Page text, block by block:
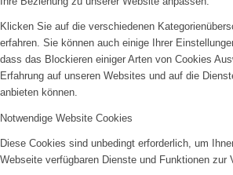
Klicken Sie auf die verschiedenen
erfahren. Sie können auch einige Ihrer
dass das Blockieren einiger Arten von Cookies
Erfahrung auf unseren Websites und auf die
anbieten können.
Notwendige Website Cookies
Diese Cookies sind unbedingt erforderlich, um
Webseite verfügbaren Dienste und Funktionen zur